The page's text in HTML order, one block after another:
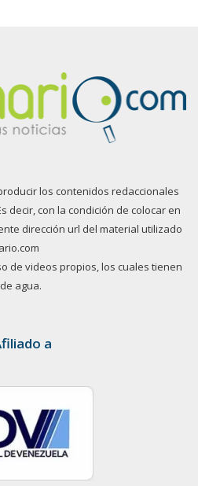
los contenidos redaccionales
decir, con la condición de colocar en
dirección url del material utilizado
de videos propios, los cuales tienen
agua.
a